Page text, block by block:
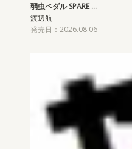
弱虫ペダル SPARE …
渡辺航
発売日：2026.08.06